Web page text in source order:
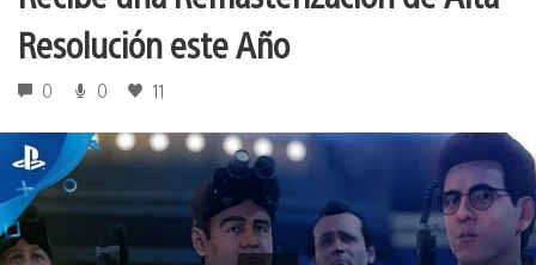
Resolución este Año
0 0 11